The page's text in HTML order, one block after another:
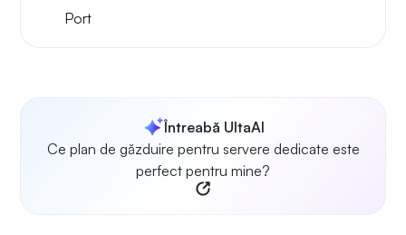
Port
Întreabă UltaAI
Ce plan de găzduire pentru servere dedicate este
perfect pentru mine?